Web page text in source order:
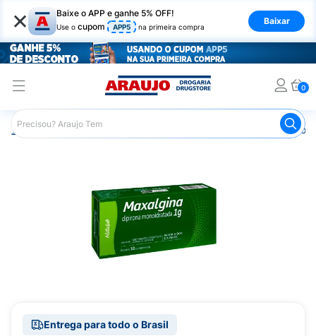
× Baixe o APP e ganhe 5% OFF!
Use o cupom APP5 na primeira compra
Baixar
0
Araujo Medicamentos Remédio
Entrega para todo o Brasil